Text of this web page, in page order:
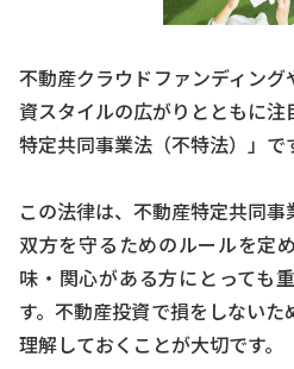
不動産クラウドファンディン
資スタイルの広がりとともに
特定共同事業法（不特法）」で
この法律は、不動産特定共同
双方を守るためのルールを定
味・関心がある方にとっても
す。不動産投資で損をしない
理解しておくことが大切です。